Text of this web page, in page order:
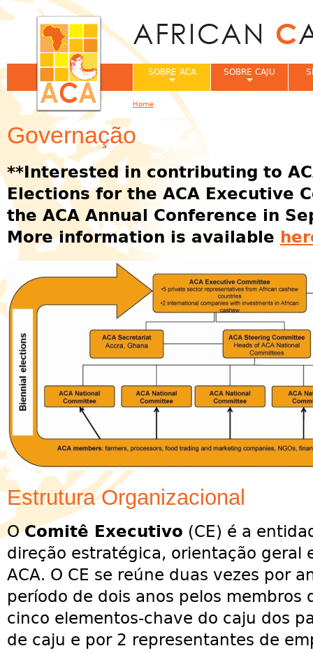
Governação
**Interested in contributing to
Elections for the ACA Executive
the ACA Annual Conference in
More information is available
Estrutura Organizacional
OComitê Executivo (CE) é a
direção estratégica, orientação geral
ACA. O CE se reúne duas vezes por
período de dois anos pelos membros
cinco elementos-chave do caju dos
de caju e por 2 representantes de
SOBRE ACA SOBRE CAJU
You are here
Home